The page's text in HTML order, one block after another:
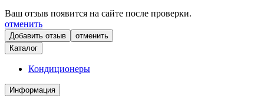
Ваш отзыв появится на сайте после проверки.
отменить
отменить
Каталог
Кондиционеры
Информация